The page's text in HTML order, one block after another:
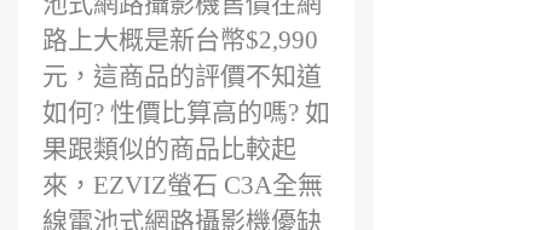
路上大概是新台幣$2,990
元，這商品的評價不知道
如何? 性價比算高的嗎? 如
果跟類似的商品比較起
來，EZVIZ螢石 C3A全無
線電池式網路攝影機優缺